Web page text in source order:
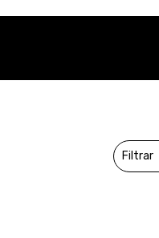
Filtrar